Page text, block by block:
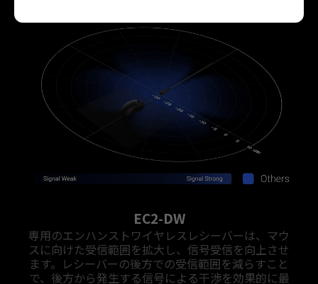
EC2-DW
専用のエンハンストワイヤレスレシーバーは、マウ
スに向けた受信範囲を拡大し、信号受信を向上させ
ます。レシーバーの後方での受信範囲を減らすこと
で、後方から発生する信号による干渉を効果的に最